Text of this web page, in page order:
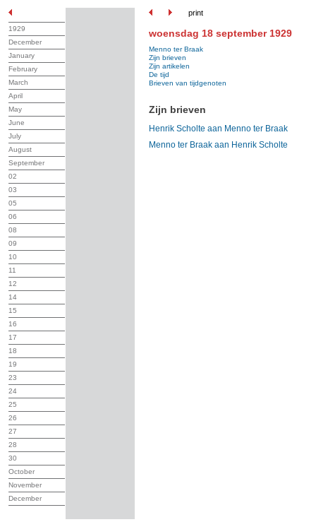
print
1929
December
January
February
March
April
May
June
July
August
September
02
03
05
06
08
09
10
11
12
14
15
16
17
18
19
23
24
25
26
27
28
30
October
November
December
woensdag 18 september 1929
Menno ter Braak
Zijn brieven
Zijn artikelen
De tijd
Brieven van tijdgenoten
Zijn brieven
Henrik Scholte aan Menno ter Braak
Menno ter Braak aan Henrik Scholte